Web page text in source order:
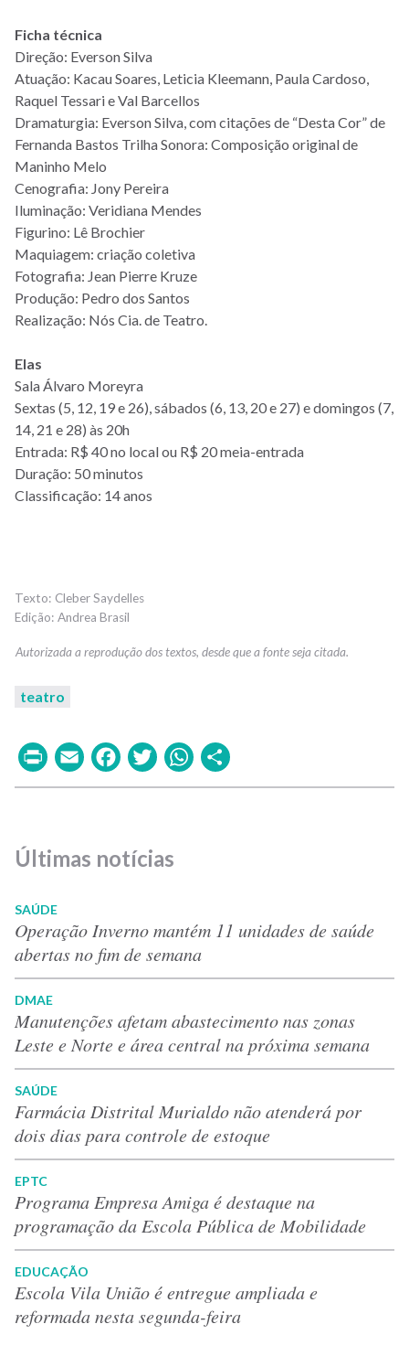
Ficha técnica
Direção: Everson Silva
Atuação: Kacau Soares, Leticia Kleemann, Paula Cardoso,
Raquel Tessari e Val Barcellos
Dramaturgia: Everson Silva, com citações de “Desta Cor” de
Fernanda Bastos Trilha Sonora: Composição original de
Maninho Melo
Cenografia: Jony Pereira
Iluminação: Veridiana Mendes
Figurino: Lê Brochier
Maquiagem: criação coletiva
Fotografia: Jean Pierre Kruze
Produção: Pedro dos Santos
Realização: Nós Cia. de Teatro.
Elas
Sala Álvaro Moreyra
Sextas (5, 12, 19 e 26), sábados (6, 13, 20 e 27) e domingos (7,
14, 21 e 28) às 20h
Entrada: R$ 40 no local ou R$ 20 meia-entrada
Duração: 50 minutos
Classificação: 14 anos
Cleber Saydelles
Andrea Brasil
teatro
PrintEmailFacebook
TwitterWhatsApp
Últimas notícias
SAÚDE
Operação Inverno mantém 11 unidades de saúde
abertas no fim de semana
DMAE
Manutenções afetam abastecimento nas zonas
Leste e Norte e área central na próxima semana
SAÚDE
Farmácia Distrital Murialdo não atenderá por
dois dias para controle de estoque
EPTC
Programa Empresa Amiga é destaque na
programação da Escola Pública de Mobilidade
EDUCAÇÃO
Escola Vila União é entregue ampliada e
reformada nesta segunda-feira